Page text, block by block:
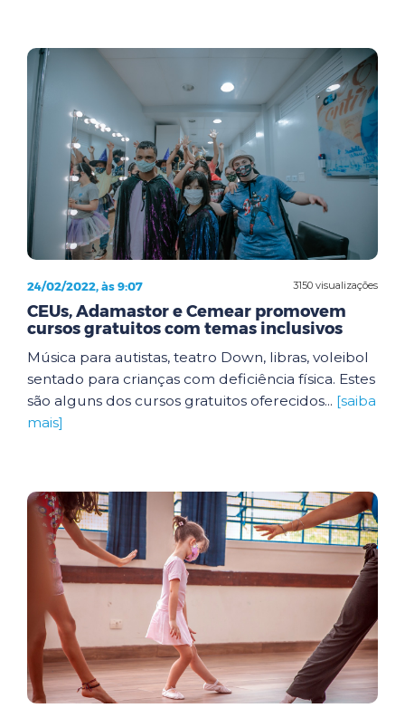
3150 visualizações
24/02/2022, às 9:07
CEUs, Adamastor e Cemear promovem
cursos gratuitos com temas inclusivos
Música para autistas, teatro Down, libras, voleibol
sentado para crianças com deficiência física. Estes
são alguns dos cursos gratuitos oferecidos... [saiba
mais]